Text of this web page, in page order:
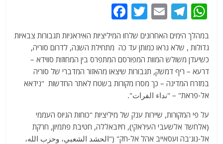
W
at
s
A
p
p
T
e
g
ra
m
E
ai
l
T
w
itt
er
a
c
e
b
o
o
k
במהלך הימים האחרונים שלחו המיליציות האיראניות תגבורות צבאיות
גדולות , שלא נראו כמותן עד כה מתחילת השנה, לדרום סוריה,
כשיעדן משולש המוות המפורסם המתפרס בין המחוזות סווידא –
דרעא – ריף דמשק, תגבורות שיצאו מהאזור המדברי של סוריה
במזרח המדינה – כך מסרו מקורות בשטח לאתר החדשות "נידאא
אל-פראת" – "نداء الفرات".
על פי המקורות, שיירות ענק של מיליציות "כוחות הגיוס העממי
(אלחשד אלשעבי העיראקי), חיזבאללה, חטיבת פתמיון, חרקת
אל-נוג'בה ועסאייב אהל אל-חק" ("الحشد الشعبي، وحزب الله،